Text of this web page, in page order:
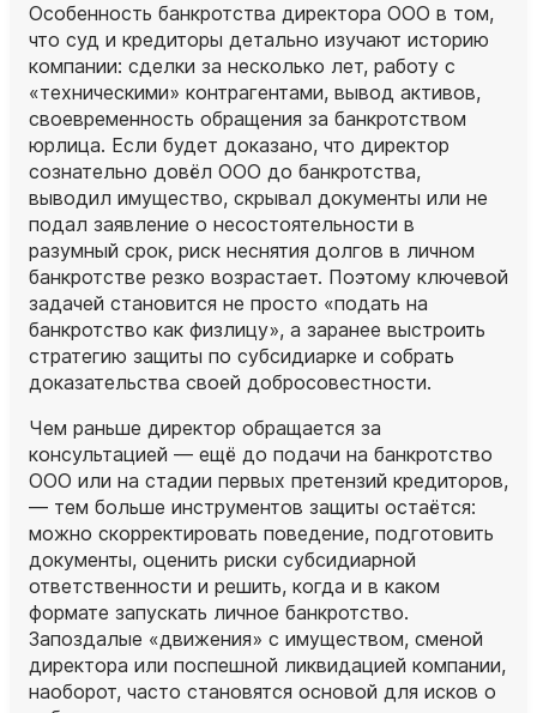
Особенность банкротства директора ООО в том,
что суд и кредиторы детально изучают историю
компании: сделки за несколько лет, работу с
«техническими» контрагентами, вывод активов,
своевременность обращения за банкротством
юрлица. Если будет доказано, что директор
сознательно довёл ООО до банкротства,
выводил имущество, скрывал документы или не
подал заявление о несостоятельности в
разумный срок, риск неснятия долгов в личном
банкротстве резко возрастает. Поэтому ключевой
задачей становится не просто «подать на
банкротство как физлицу», а заранее выстроить
стратегию защиты по субсидиарке и собрать
доказательства своей добросовестности.
Чем раньше директор обращается за
консультацией — ещё до подачи на банкротство
ООО или на стадии первых претензий кредиторов,
— тем больше инструментов защиты остаётся:
можно скорректировать поведение, подготовить
документы, оценить риски субсидиарной
ответственности и решить, когда и в каком
формате запускать личное банкротство.
Запоздалые «движения» с имуществом, сменой
директора или поспешной ликвидацией компании,
наоборот, часто становятся основой для исков о